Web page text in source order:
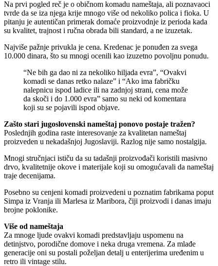
Na prvi pogled reč je o običnom komadu nameštaja, ali poznavaoci
tvrde da se iza njega krije mnogo više od nekoliko polica i fioka. U
pitanju je autentičan primerak domaće proizvodnje iz perioda kada
su kvalitet, trajnost i ručna obrada bili standard, a ne izuzetak.
Najviše pažnje privukla je cena. Kredenac je ponuđen za svega
10.000 dinara, što su mnogi ocenili kao izuzetno povoljnu ponudu.
“Ne bih ga dao ni za nekoliko hiljada evra”, “Ovakvi
komadi se danas retko nalaze” i “Ako ima fabričku
nalepnicu ispod ladice ili na zadnjoj strani, cena može
da skoči i do 1.000 evra” samo su neki od komentara
koji su se pojavili ispod objave.
Zašto stari jugoslovenski nameštaj ponovo postaje tražen?
Poslednjih godina raste interesovanje za kvalitetan nameštaj
proizveden u nekadašnjoj Jugoslaviji. Razlog nije samo nostalgija.
Mnogi stručnjaci ističu da su tadašnji proizvođači koristili masivno
drvo, kvalitetnije okove i materijale koji su omogućavali da nameštaj
traje decenijama.
Posebno su cenjeni komadi proizvedeni u poznatim fabrikama poput
Simpa iz Vranja ili Marlesa iz Maribora, čiji proizvodi i danas imaju
brojne poklonike.
Više od nameštaja
Za mnoge ljude ovakvi komadi predstavljaju uspomenu na
detinjstvo, porodične domove i neka druga vremena. Za mlađe
generacije oni su postali poželjan detalj u enterijerima uređenim u
retro ili vintage stilu.